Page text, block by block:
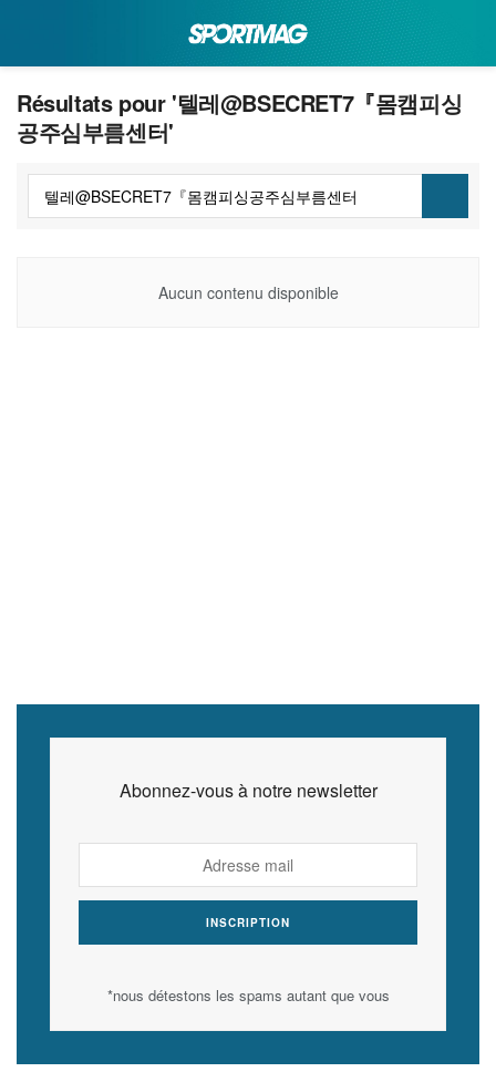
Résultats pour '텔레@BSECRET7『몸캠피싱
공주심부름센터'
Aucun contenu disponible
Abonnez-vous à notre newsletter
*nous détestons les spams autant que vous